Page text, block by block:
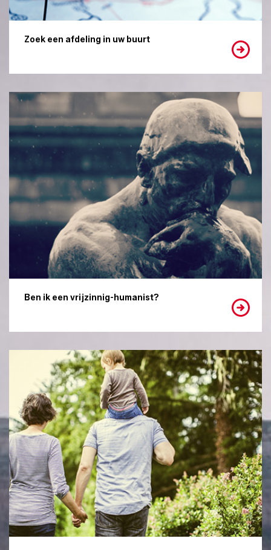
Zoek een afdeling in uw buurt
Ben ik een vrijzinnig-humanist?